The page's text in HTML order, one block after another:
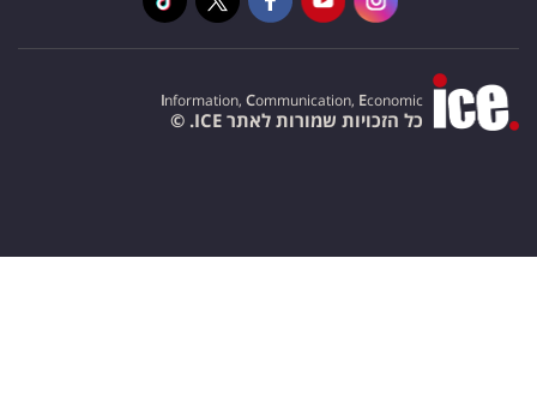
Information, Communication, Economic
כל הזכויות שמורות לאתר ICE. ©